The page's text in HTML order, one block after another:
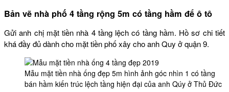
Bản vẽ nhà phố 4 tầng rộng 5m có tầng hầm để ô tô
Gửi anh chị mặt tiền nhà 4 tầng lệch có tầng hầm. Hồ sơ chi tiết
khá đầy đủ dành cho mặt tiền phố xây cho anh Quy ở quận 9.
Mẫu mặt tiền nhà ống đẹp 5m hình ảnh góc nhìn 1 có tầng
bán hầm kiến trúc lệch tầng hiện đại của anh Qúy ở Thủ Đức